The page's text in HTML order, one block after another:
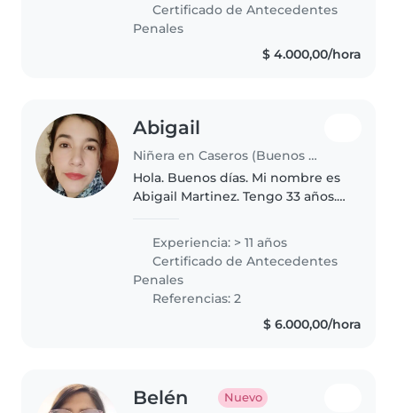
brindar cuidado. Me gusta
acompañarlos..
Certificado de Antecedentes
Penales
$ 4.000,00/hora
Abigail
Niñera en Caseros (Buenos Aires)
Hola. Buenos días. Mi nombre es
Abigail Martinez. Tengo 33 años.
Febrero. Límite con Palomar
"Moron". Bs As. Tengo
experiencia con bebés RN hasta
adolescentes;..
Experiencia: > 11 años
Certificado de Antecedentes
Penales
Referencias: 2
$ 6.000,00/hora
Belén Nuevo